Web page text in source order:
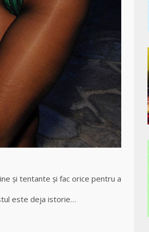
şi tentante şi fac orice pentru a
este deja istorie…